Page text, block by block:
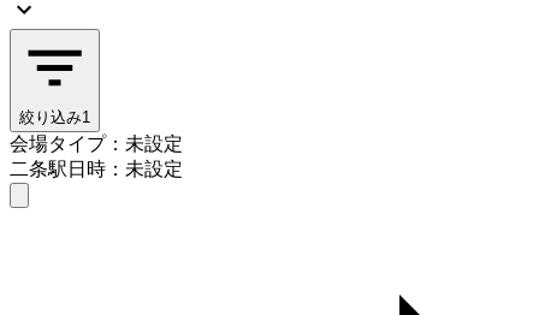
絞り込み1
会場タイプ：未設定
二条駅日時：未設定